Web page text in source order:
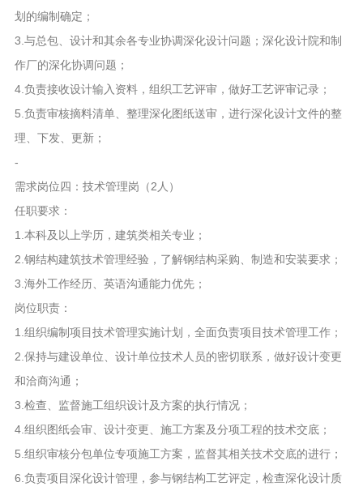
划的编制确定；
3.与总包、设计和其余各专业协调深化设计问题；深化设计院和制
作厂的深化协调问题；
4.负责接收设计输入资料，组织工艺评审，做好工艺评审记录；
5.负责审核摘料清单、整理深化图纸送审，进行深化设计文件的整
理、下发、更新；
-
需求岗位四：技术管理岗（2人）
任职要求：
1.本科及以上学历，建筑类相关专业；
2.钢结构建筑技术管理经验，了解钢结构采购、制造和安装要求；
3.海外工作经历、英语沟通能力优先；
岗位职责：
1.组织编制项目技术管理实施计划，全面负责项目技术管理工作；
2.保持与建设单位、设计单位技术人员的密切联系，做好设计变更
和洽商沟通；
3.检查、监督施工组织设计及方案的执行情况；
4.组织图纸会审、设计变更、施工方案及分项工程的技术交底；
5.组织审核分包单位专项施工方案，监督其相关技术交底的进行；
6.负责项目深化设计管理，参与钢结构工艺评定，检查深化设计质